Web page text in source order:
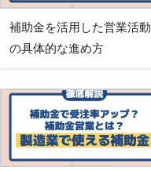
補助金を活用した営業活動
の具体的な進め方